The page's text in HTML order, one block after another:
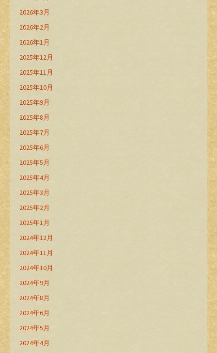
2026年3月
2026年2月
2026年1月
2025年12月
2025年11月
2025年10月
2025年9月
2025年8月
2025年7月
2025年6月
2025年5月
2025年4月
2025年3月
2025年2月
2025年1月
2024年12月
2024年11月
2024年10月
2024年9月
2024年8月
2024年6月
2024年5月
2024年4月